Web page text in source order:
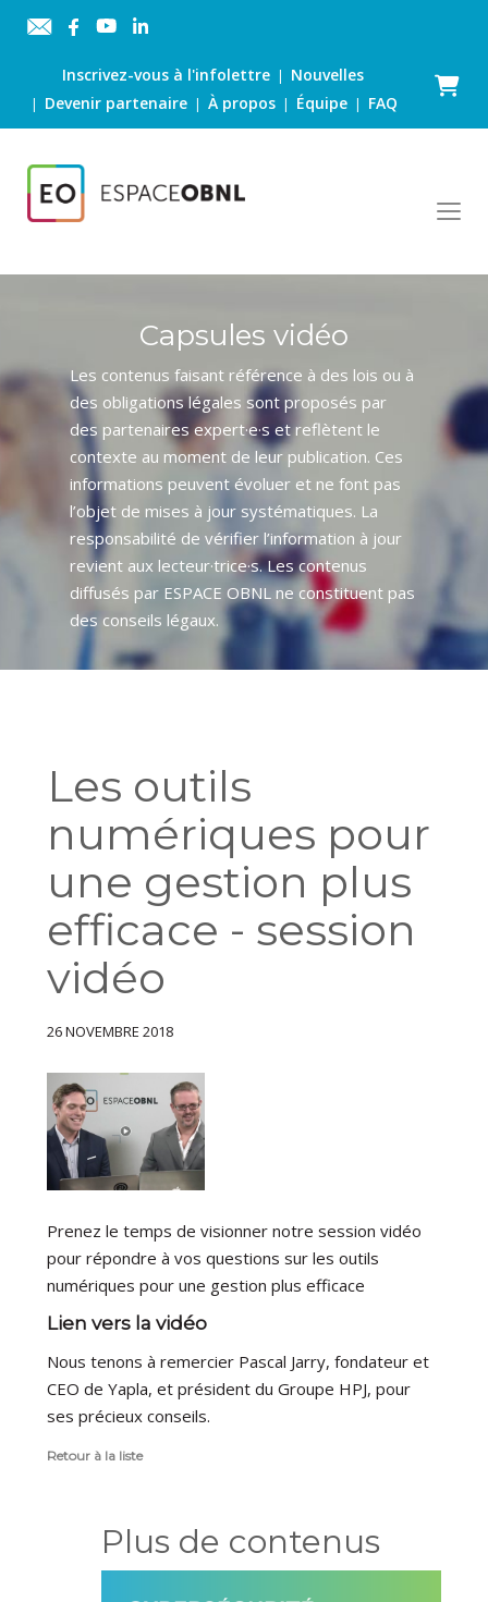
Inscrivez-vous à l'infolettre| Nouvelles
| Devenir partenaire |À propos | Équipe | FAQ
Panier
Capsules vidéo
Les contenus faisant référence à des lois ou à
des obligations légales sont proposés par
des partenaires expert·e·s et reflètent le
contexte au moment de leur publication. Ces
informations peuvent évoluer et ne font pas
l’objet de mises à jour systématiques. La
responsabilité de vérifier l’information à jour
revient aux lecteur·trice·s. Les contenus
diffusés par ESPACE OBNL ne constituent pas
des conseils légaux.
Les outils
numériques pour
une gestion plus
efficace - session
vidéo
26 NOVEMBRE 2018
Prenez le temps de visionner notre session vidéo
pour répondre à vos questions sur les outils
numériques pour une gestion plus efficace
Lien vers la vidéo
Nous tenons à remercier Pascal Jarry, fondateur et
CEO de Yapla, et président du Groupe HPJ, pour
ses précieux conseils.
Retour à la liste
Plus de contenus